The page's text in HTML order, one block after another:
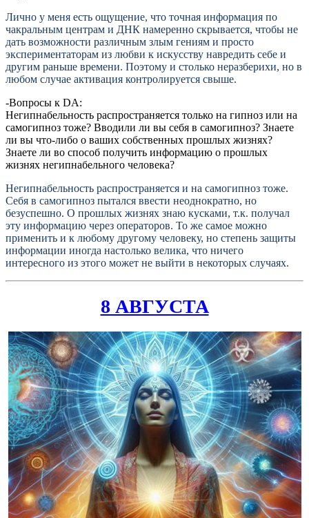
Лично у меня есть ощущение, что точная информация по
чакральным центрам и ДНК намеренно скрывается, чтобы не
дать возможности различным злым гениям и просто
экспериментаторам из любви к искусству навредить себе и
другим раньше времени. Поэтому и столько неразберихи, но в
любом случае активация контролируется свыше.
-Вопросы к DA:
Негипнабельность распространяется только на гипноз или на
самогипноз тоже? Вводили ли вы себя в самогипноз? Знаете
ли вы что-либо о ваших собственных прошлых жизнях?
Знаете ли во способ получить информацию о прошлых
жизнях негипнабельного человека?
Негипнабельность распространяется и на самогипноз тоже.
Себя в самогипноз пытался ввести неоднократно, но
безуспешно. О прошлых жизнях знаю кусками, т.к. получал
эту информацию через операторов. То же самое можно
применить и к любому другому человеку, но степень защиты
информации иногда настолько велика, что ничего
интересного из этого может не выйти в некоторых случаях.
8 АВГУСТА